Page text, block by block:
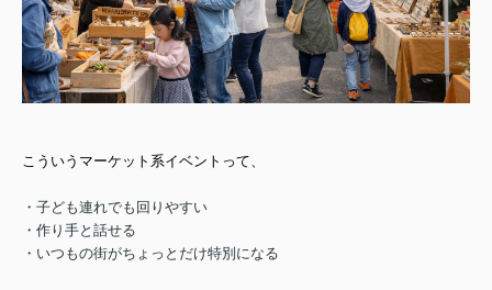
こういうマーケット系イベントって、
・子ども連れでも回りやすい
・作り手と話せる
・いつもの街がちょっとだけ特別になる